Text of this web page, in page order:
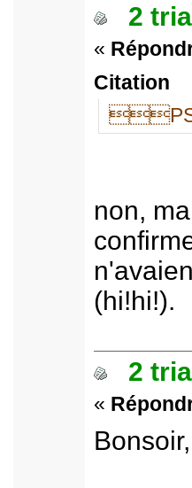
2
«
Citation
PS:
non,
(hi!hi!).
2
«
Bonsoir,